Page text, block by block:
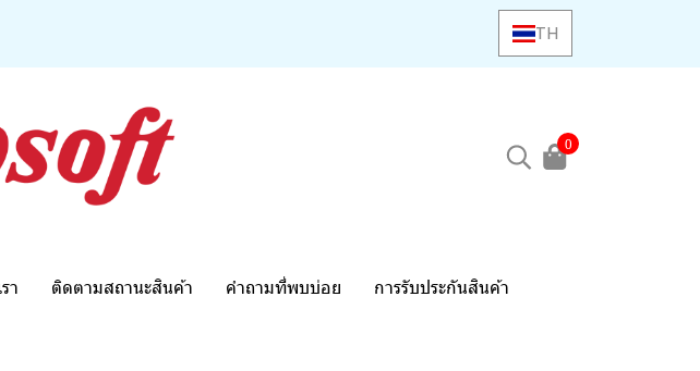
TH
0
า ติดตามสถานะสินค้า คำถามที่พบบ่อย การรับประกันสินค้า